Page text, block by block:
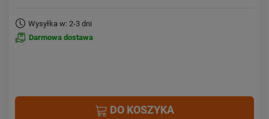
Wysyłka w: 2-3 dni
Darmowa dostawa
DO KOSZYKA